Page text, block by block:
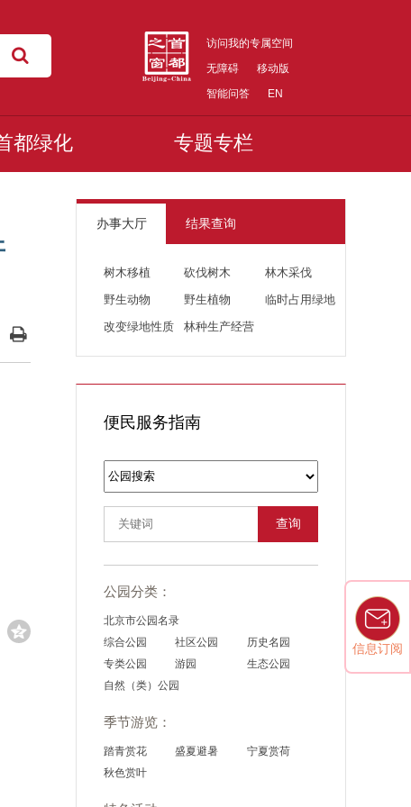
信息订阅
访问我的专属空间
无障碍
移动版
智能问答
EN
都绿化 专题专栏
办事大厅 结果查询
树木移植 砍伐树木
林木采伐
野生动物
野生植物
临时占用绿地
改变绿地性质
林种生产经营
便民服务指南
查询
公园分类：
北京市公园名录
综合公园
社区公园
历史名园
专类公园
游园
生态公园
自然（类）公园
季节游览：
踏青赏花 盛夏避暑
宁夏赏荷
秋色赏叶